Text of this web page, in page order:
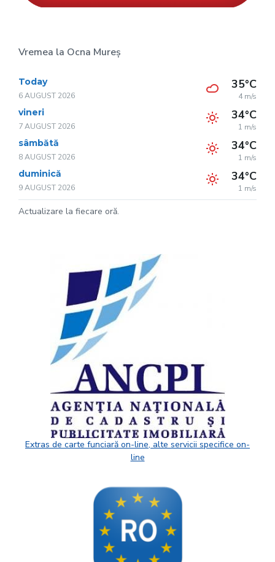
Vremea la Ocna Mureș
Today
6 AUGUST 2026
35°C
4 m/s
vineri
7 AUGUST 2026
34°C
1 m/s
sâmbătă
8 AUGUST 2026
34°C
1 m/s
duminică
9 AUGUST 2026
34°C
1 m/s
Actualizare la fiecare oră.
Extras de carte funciară on-line, alte servicii specifice on-
line